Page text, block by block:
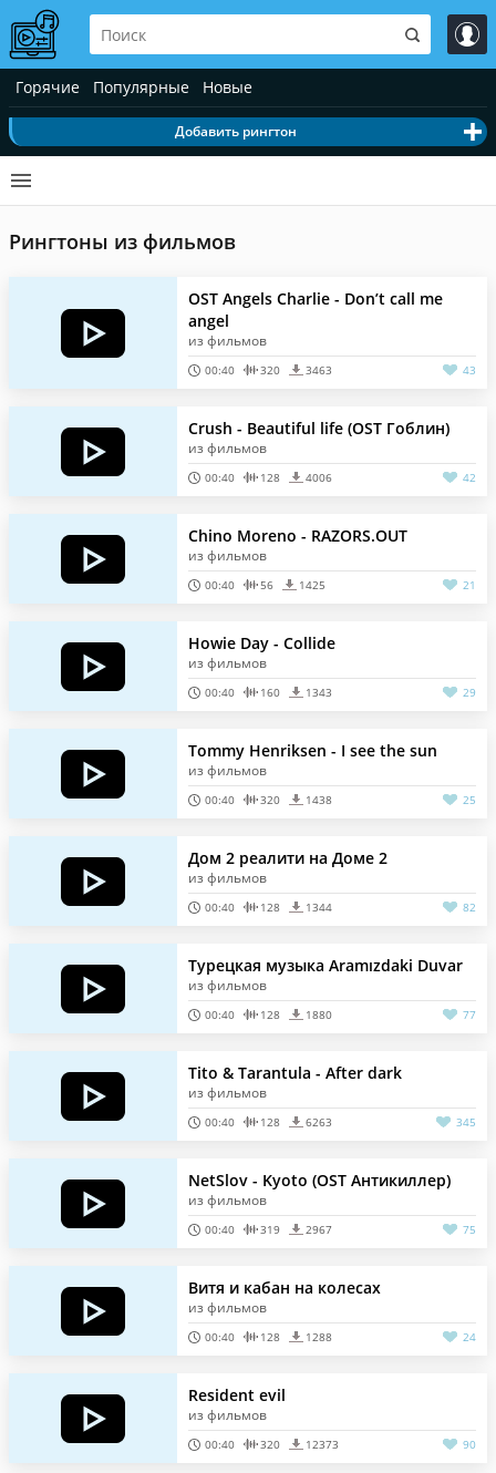
Горячие Популярные Новые
Добавить рингтон
Рингтоны из фильмов
OST Angels Charlie - Don’t call me
angel
из фильмов
00:40 320 3463 43
Crush - Beautiful life (OST Гоблин)
из фильмов
00:40 128 4006 42
Chino Moreno - RAZORS.OUT
из фильмов
00:40 56 1425 21
Howie Day - Collide
из фильмов
00:40 160 1343 29
Tommy Henriksen - I see the sun
из фильмов
00:40 320 1438 25
Дом 2 реалити на Доме 2
из фильмов
00:40 128 1344 82
Турецкая музыка Aramızdaki Duvar
из фильмов
00:40 128 1880 77
Tito & Tarantula - After dark
из фильмов
00:40 128 6263 345
NetSlov - Kyoto (OST Антикиллер)
из фильмов
00:40 319 2967 75
Витя и кабан на колесах
из фильмов
00:40 128 1288 24
Resident evil
из фильмов
00:40 320 12373 90